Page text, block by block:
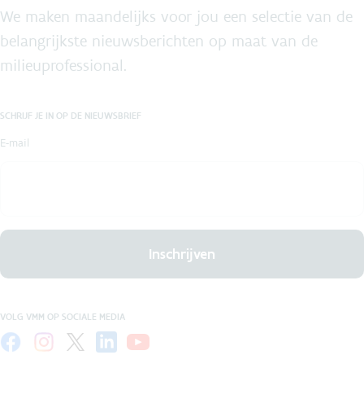
We maken maandelijks voor jou een selectie van de
belangrijkste nieuwsberichten op maat van de
milieuprofessional.
SCHRIJF JE IN OP DE NIEUWSBRIEF
E-mail
Inschrijven
VOLG VMM OP SOCIALE MEDIA